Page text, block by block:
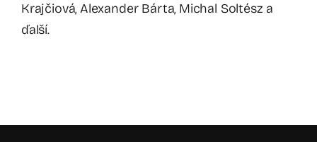
Krajčiová, Alexander Bárta, Michal Soltész a
ďalší.